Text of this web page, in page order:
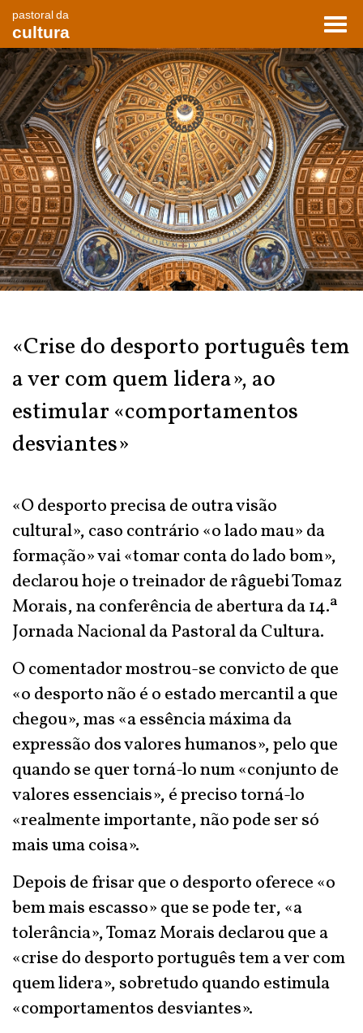
pastoral da
cultura
«Crise do desporto português tem
a ver com quem lidera», ao
estimular «comportamentos
desviantes»
«O desporto precisa de outra visão
cultural», caso contrário «o lado mau» da
formação» vai «tomar conta do lado bom»,
declarou hoje o treinador de râguebi Tomaz
Morais, na conferência de abertura da 14.ª
Jornada Nacional da Pastoral da Cultura.
O comentador mostrou-se convicto de que
«o desporto não é o estado mercantil a que
chegou», mas «a essência máxima da
expressão dos valores humanos», pelo que
quando se quer torná-lo num «conjunto de
valores essenciais», é preciso torná-lo
«realmente importante, não pode ser só
mais uma coisa».
Depois de frisar que o desporto oferece «o
bem mais escasso» que se pode ter, «a
tolerância», Tomaz Morais declarou que a
«crise do desporto português tem a ver com
quem lidera», sobretudo quando estimula
«comportamentos desviantes».